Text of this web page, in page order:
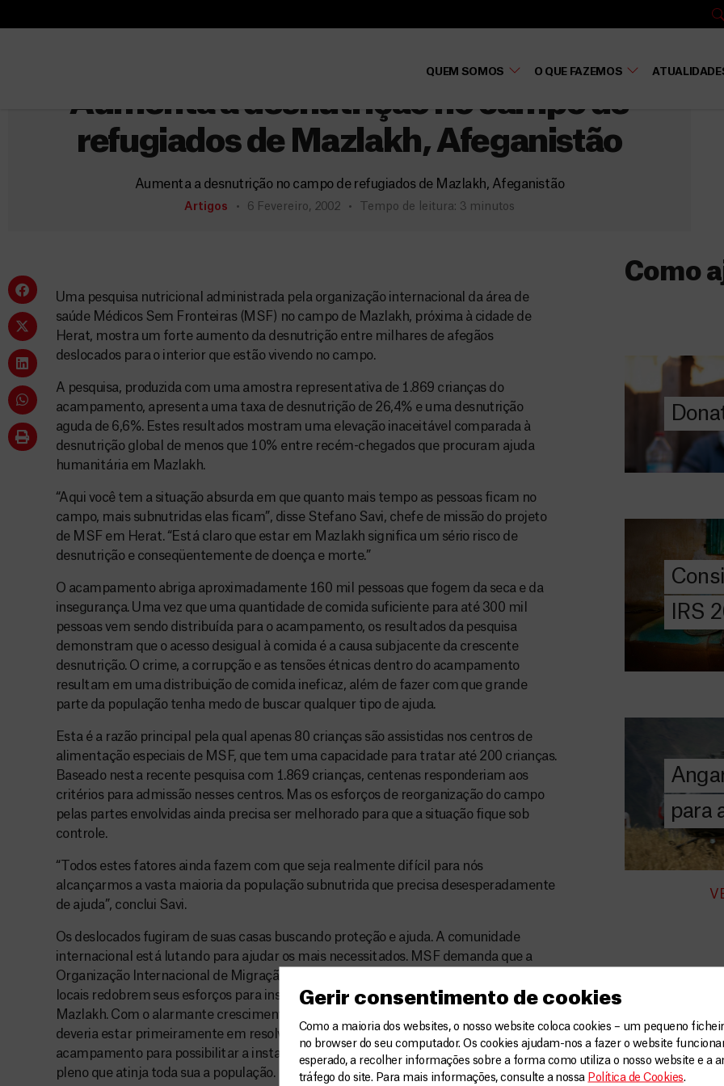
Gerir consentimento de cookies
Como a maioria dos websites, o nosso website coloca cookies – um pequeno
no browser do seu computador. Os cookies ajudam-nos a fazer o website
esperado, a recolher informações sobre a forma como utiliza o nosso website e a
tráfego do site. Para mais informações, consulte a nossa Política de Cookies.
QUEM SOMOS O QUE FAZEMOS
c
a
Aumenta a desnutrição no campo de
refugiados de Mazlakh, Afeganistão
Aumenta a desnutrição no campo de refugiados de Mazlakh, Afeganistão
Artigos 6 Fevereiro, 2002 Tempo de leitura: 3 minutos
Uma pesquisa nutricional administrada pela organização internacional da área de
saúde Médicos Sem Fronteiras (MSF) no campo de Mazlakh, próxima à cidade de
Herat, mostra um forte aumento da desnutrição entre milhares de afegãos
deslocados para o interior que estão vivendo no campo.
A pesquisa, produzida com uma amostra representativa de 1.869 crianças do
acampamento, apresenta uma taxa de desnutrição de 26,4% e uma desnutrição
aguda de 6,6%. Estes resultados mostram uma elevação inaceitável comparada à
desnutrição global de menos que 10% entre recém-chegados que procuram ajuda
humanitária em Mazlakh.
“Aqui você tem a situação absurda em que quanto mais tempo as pessoas ficam no
campo, mais subnutridas elas ficam”, disse Stefano Savi, chefe de missão do projeto
de MSF em Herat. “Está claro que estar em Mazlakh significa um sério risco de
desnutrição e conseqüentemente de doença e morte.”
O acampamento abriga aproximadamente 160 mil pessoas que fogem da seca e da
insegurança. Uma vez que uma quantidade de comida suficiente para até 300 mil
pessoas vem sendo distribuída para o acampamento, os resultados da pesquisa
demonstram que o acesso desigual à comida é a causa subjacente da crescente
desnutrição. O crime, a corrupção e as tensões étnicas dentro do acampamento
resultam em uma distribuição de comida ineficaz, além de fazer com que grande
parte da população tenha medo de buscar qualquer tipo de ajuda.
Esta é a razão principal pela qual apenas 80 crianças são assistidas nos centros de
alimentação especiais de MSF, que tem uma capacidade para tratar até 200 crianças.
Baseado nesta recente pesquisa com 1.869 crianças, centenas responderiam aos
critérios para admissão nesses centros. Mas os esforços de reorganização do campo
pelas partes envolvidas ainda precisa ser melhorado para que a situação fique sob
controle.
“Todos estes fatores ainda fazem com que seja realmente difícil para nós
alcançarmos a vasta maioria da população subnutrida que precisa desesperadamente
de ajuda”, conclui Savi.
Os deslocados fugiram de suas casas buscando proteção e ajuda. A comunidade
internacional está lutando para ajudar os mais necessitados. MSF demanda que a
Organização Internacional de Migração (IOM), agências da ONU e as autoridades
locais redobrem seus esforços para instalar sistemas efetivos de ajuda à população de
Mazlakh. Com o alarmante crescimento do número de pessoas subnutridas, o foco
deveria estar primeiramente em resolver os problemas de proteção dentro do
acampamento para possibilitar a instalação de um sistema de distribuição alimentar
pleno que atinja toda sua a população.
Como
ajuda-nos a
a quem mais
DOE
AGORA
IRS
Saiba tudo
IRS: o que é,
preencher, e
MSF com o
DOE
AGORA
para
Angarie
A MSF
chegar
humanitária
DOE
AGORA
a
r